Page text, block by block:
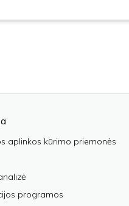
aplinkos kūrimo priemonės
programos